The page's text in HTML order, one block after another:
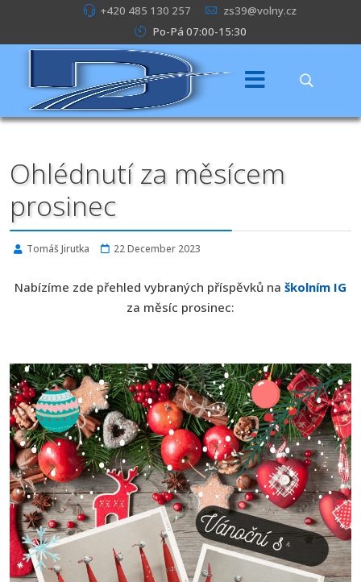
+420 485 130 257
zs39@volny.cz
Po-Pá 07:00-15:30
Ohlédnutí za měsícem
prosinec
Tomáš Jirutka 22 December 2023
Nabízíme zde přehled vybraných příspěvků na školním IG
za měsíc prosinec: